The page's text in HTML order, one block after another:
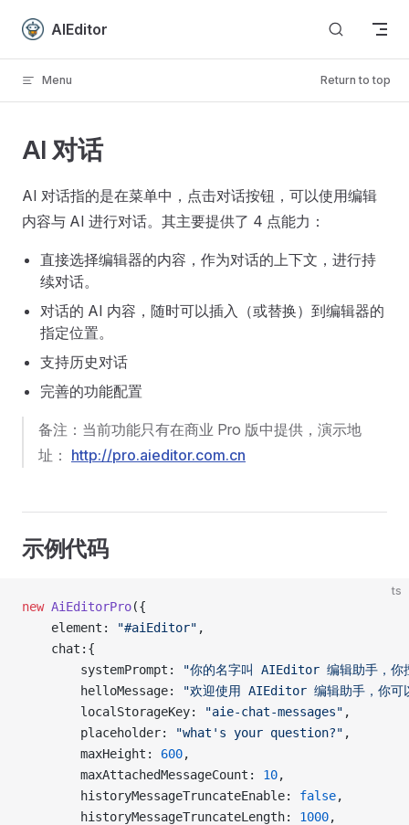
Skip to content
AIEditor
Menu Return to top
AI 对话
AI 对话指的是在菜单中，点击对话按钮，可以使用编辑
内容与 AI 进行对话。其主要提供了 4 点能力：
直接选择编辑器的内容，作为对话的上下文，进行持
续对话。
对话的 AI 内容，随时可以插入（或替换）到编辑器的
指定位置。
支持历史对话
完善的功能配置
备注：当前功能只有在商业 Pro 版中提供，演示地
址： http://pro.aieditor.com.cn
示例代码
ts
new AiEditorPro({
    element:
"#aiEditor" ,
    chat:{
        systemPrompt:
"你的名字叫 AIEditor 编辑助手，
        helloMessage:
"欢迎使用 AIEditor 编辑助手，你
        localStorageKey:
"aie-chat-messages" ,
        placeholder:
"what's your question?" ,
        maxHeight:
600,
        maxAttachedMessageCount:
10,
        historyMessageTruncateEnable:
false,
        historyMessageTruncateLength:
1000,